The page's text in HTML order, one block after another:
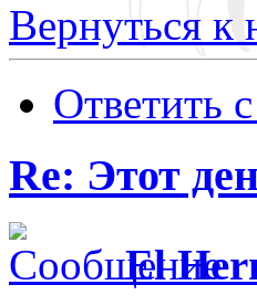
Вернуться к
Ответить
Re: Этот
El